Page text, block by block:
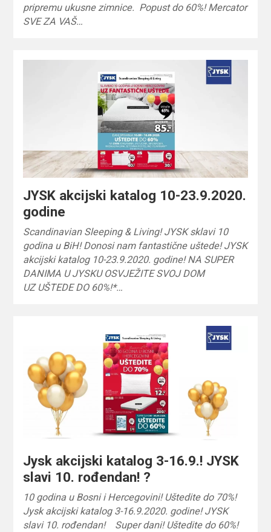
pripremu ukusne zimnice. Popust do 60%! Mercator
SVE ZA VAŠ…
JYSK akcijski katalog 10-23.9.2020.
godine
Scandinavian Sleeping & Living! JYSK sklavi 10
godina u BiH! Donosi nam fantastične uštede! JYSK
akcijski katalog 10-23.9.2020. godine! NA SUPER
DANIMA U JYSKU OSVJEŽITE SVOJ DOM
UZ UŠTEDE DO 60%!*…
Jysk akcijski katalog 3-16.9.! JYSK
slavi 10. rođendan! ?
10 godina u Bosni i Hercegovini! Uštedite do 70%!
Jysk akcijski katalog 3-16.9.2020. godine! JYSK
slavi 10. rođendan! Super dani! Uštedite do 60%!